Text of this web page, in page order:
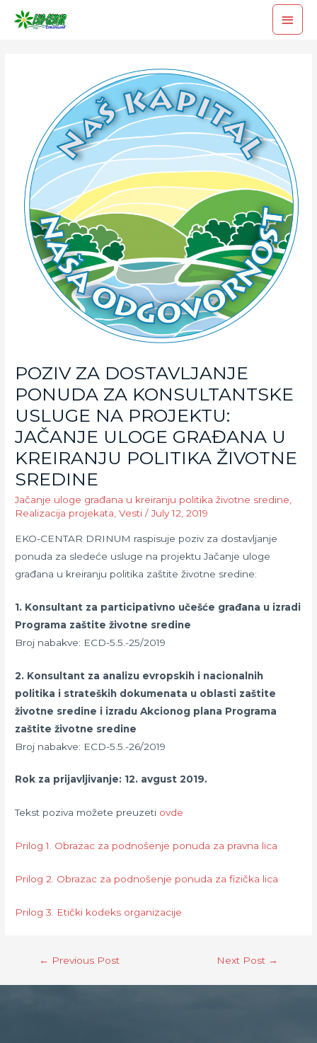
POZIV ZA DOSTAVLJANJE
PONUDA ZA KONSULTANTSKE
USLUGE NA PROJEKTU:
JAČANJE ULOGE GRAĐANA U
KREIRANJU POLITIKA ŽIVOTNE
SREDINE
Jačanje uloge građana u kreiranju politika životne sredine
Realizacija projekata ,Vesti /July 12, 2019
EKO-CENTAR DRINUM raspisuje poziv za dostavljanje
ponuda za sledeće usluge na projektu Jačanje uloge
građana u kreiranju politika zaštite životne sredine:
1. Konsultant za participativno učešće građana u izradi
Programa zaštite životne sredine
Broj nabakve: ECD-5.5.-25/2019
2. Konsultant za analizu evropskih i nacionalnih
politika i strateških dokumenata u oblasti zaštite
životne sredine i izradu Akcionog plana Programa
zaštite životne sredine
Broj nabakve: ECD-5.5.-26/2019
Rok za prijavljivanje: 12. avgust 2019.
Tekst poziva možete preuzeti ovde
Prilog 1. Obrazac za podnošenje ponuda za pravna lica
Prilog 2. Obrazac za podnošenje ponuda za fizička lica
Prilog 3. Etički kodeks organizacije
← Previous Post Next Post →